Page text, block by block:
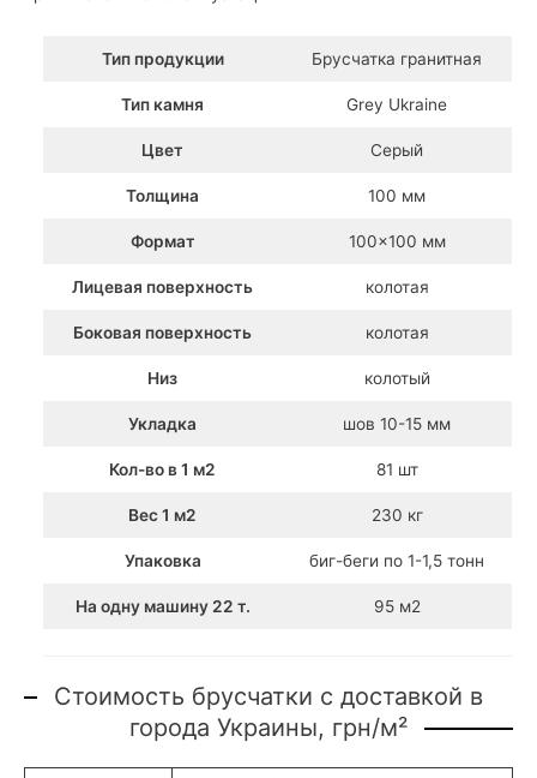
Тип продукции Брусчатка гранитная
Тип камня Grey Ukraine
Цвет Серый
Толщина 100 мм
Формат 100×100 мм
Лицевая поверхность колотая
Боковая поверхность колотая
Низ колотый
Укладка шов 10-15 мм
Кол-во в 1 м2 81 шт
Вес 1 м2 230 кг
Упаковка биг-беги по 1-1,5 тонн
На одну машину 22 т. 95 м2
Стоимость брусчатки с доставкой в
города Украины, грн/м²